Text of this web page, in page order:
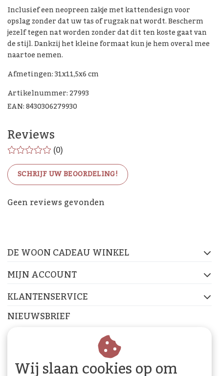
Inclusief een neopreen zakje met kattendesign voor
opslag zonder dat uw tas of rugzak nat wordt. Bescherm
jezelf tegen nat worden zonder dat dit ten koste gaat van
de stijl. Dankzij het kleine formaat kun je hem overal mee
naartoe nemen.
Afmetingen: 31x11,5x6 cm
Artikelnummer: 27993
EAN: 8430306279930
Reviews
(0)
SCHRIJF UW BEOORDELING!
Geen reviews gevonden
De Woon Cadeau Winkel
DE WOON CADEAU WINKEL
MIJN ACCOUNT
KLANTENSERVICE
NIEUWSBRIEF
Abonneer je op onze nieuwsbrief om op de hoogte te
Wij slaan cookies op om